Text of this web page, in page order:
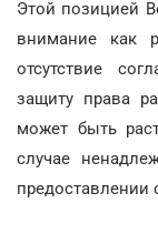
Этой позицией
внимание как
отсутствие
защиту права
может быть
случае
предоставлении